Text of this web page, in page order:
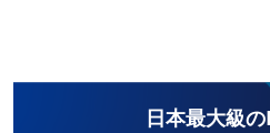
日本最大級